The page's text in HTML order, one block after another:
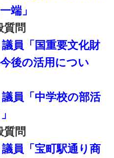
端」
質問
員「国重要文化財
後の活用につい
中学校の部活
質問
員「宝町駅通り商